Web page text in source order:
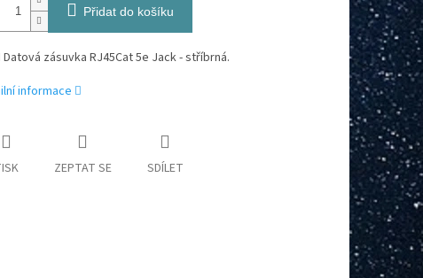
Přidat do košíku
Datová zásuvka RJ45Cat 5e Jack - stříbrná.
informace
ZEPTAT SE SDÍLET